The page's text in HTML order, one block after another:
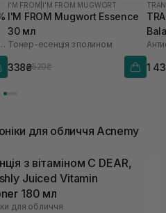
кислотою
I'M FROM I'M FROM MUGWORT
I'M FROM Mugwort Essence
30 мл
Тонер-есенція з полином
338₴520₴ 1
для обличчя Acnemy
з вітаміном C DEAR,
Juiced Vitamin
180 мл
для обличчя